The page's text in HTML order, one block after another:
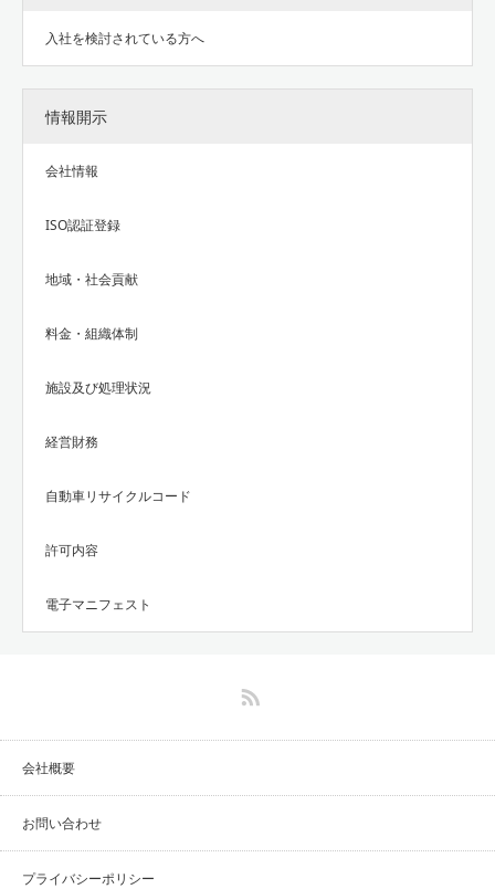
入社を検討されている方へ
情報開示
会社情報
ISO認証登録
地域・社会貢献
料金・組織体制
施設及び処理状況
経営財務
自動車リサイクルコード
許可内容
電子マニフェスト
会社概要
お問い合わせ
プライバシーポリシー